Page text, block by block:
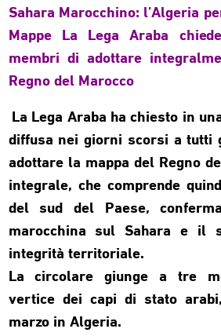
Sahara Marocchino: l’Algeria
Mappe La Lega Araba
membri di adottare
Regno del Marocco
La Lega Araba ha chiesto in
diffusa nei giorni scorsi a tutti
adottare la mappa del Regno
integrale, che comprende
del sud del Paese,
marocchina sul Sahara e il
integrità territoriale.
La circolare giunge a tre
vertice dei capi di stato
marzo in Algeria.